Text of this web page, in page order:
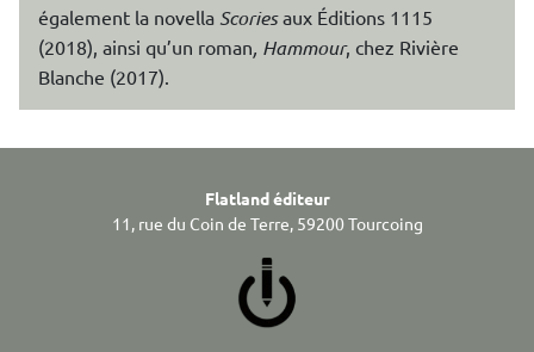
également la novella Scoriesaux Éditions 1115
(2018), ainsi qu’un roman, Hammour, chez Rivière
Blanche (2017).
Flatland éditeur
11, rue du Coin de Terre, 59200 Tourcoing